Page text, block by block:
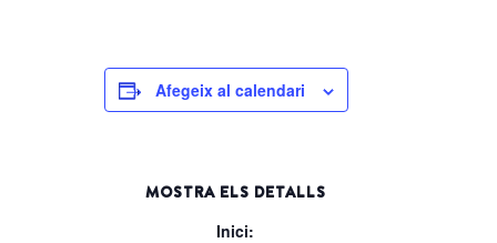
Afegeix al calendari
MOSTRA ELS DETALLS
Inici: